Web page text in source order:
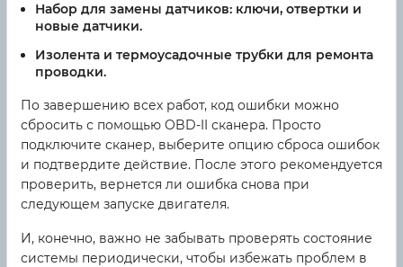
Набор для замены датчиков: ключи, отвертки и
новые датчики.
Изолента и термоусадочные трубки для ремонта
проводки.
По завершению всех работ, код ошибки можно
сбросить с помощью OBD-II сканера. Просто
подключите сканер, выберите опцию сброса ошибок
и подтвердите действие. После этого рекомендуется
проверить, вернется ли ошибка снова при
следующем запуске двигателя.
И, конечно, важно не забывать проверять состояние
системы периодически, чтобы избежать проблем в